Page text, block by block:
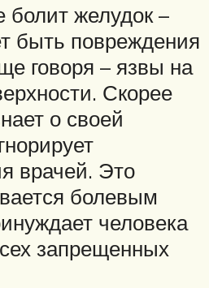
желудок –
быть повреждения
говоря – язвы на
Скорее
о своей
врачей. Это
болевым
человека
запрещенных